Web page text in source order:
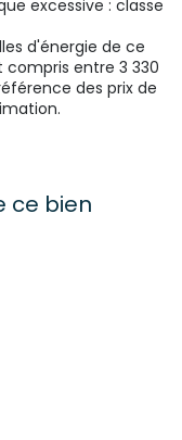
consommation
aujourd'hui, une
fioul vous
C.
immobilier:
Guillaume
2021 000 000
excessive : classe
d'énergie de ce
entre 3 330
des prix de
ce bien